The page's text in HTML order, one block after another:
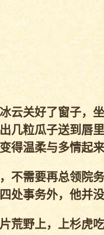
云关好了窗子，
几粒瓜子送到唇
得温柔与多情起
不需要再总领院
处事务外，他并没
野上，上杉虎吃